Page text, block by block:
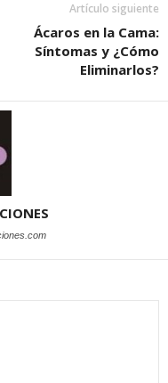
Artículo siguiente
Ácaros en la Cama:
Síntomas y ¿Cómo
Eliminarlos?